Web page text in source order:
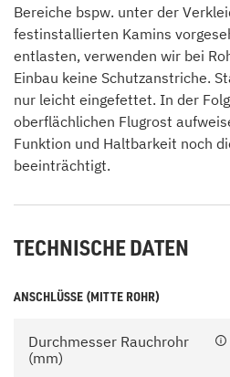
Bereiche bspw. unter der
festinstallierten Kamins
entlasten, verwenden wir bei
Einbau keine Schutzanstriche.
nur leicht eingefettet. In der
oberflächlichen Flugrost
Funktion und Haltbarkeit noch
beeinträchtigt.
TECHNISCHE DATEN
ANSCHLÜSSE (MITTE ROHR)
Durchmesser Rauchrohr
(mm)